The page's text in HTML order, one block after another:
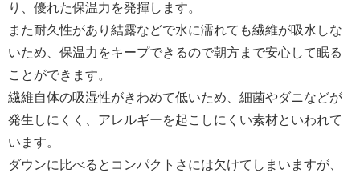
り、優れた保温力を発揮します。
また耐久性があり結露などで水に濡れても繊維が吸水しな
いため、保温力をキープできるので朝方まで安心して眠る
ことができます。
繊維自体の吸湿性がきわめて低いため、細菌やダニなどが
発生しにくく、アレルギーを起こしにくい素材といわれて
います。
ダウンに比べるとコンパクトさには欠けてしまいますが、